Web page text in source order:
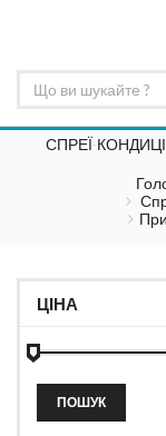
СПРЕЇ-
ЦІНА
ПОШУК